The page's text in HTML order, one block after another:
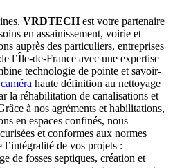
VRDTECHest votre partenaire
en assainissement, voirie et
auprès des particuliers, entreprises
l’Île-de-France avec une expertise
technologie de pointe et savoir-
haute définition au nettoyage
la réhabilitation de canalisations et
à nos agréments et habilitations,
en espaces confinés, nous
et conformes aux normes
de vos projets :
de fosses septiques, création et